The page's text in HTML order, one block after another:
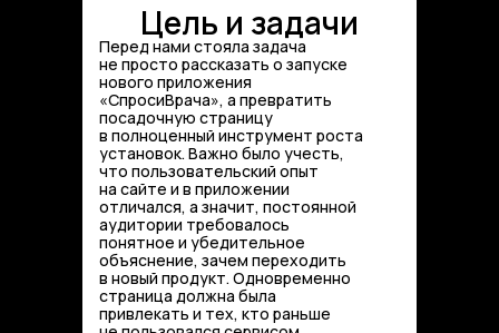
Цель и задачи
Перед нами стояла задача
не просто рассказать о запуске
нового приложения
«СпросиВрача», а превратить
посадочную страницу
в полноценный инструмент роста
установок. Важно было учесть,
что пользовательский опыт
на сайте и в приложении
отличался, а значит, постоянной
аудитории требовалось
понятное и убедительное
объяснение, зачем переходить
в новый продукт. Одновременно
страница должна была
привлекать и тех, кто раньше